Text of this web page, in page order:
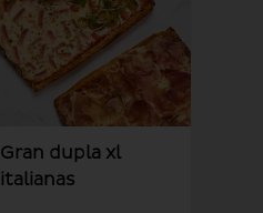
Gran dupla xl
italianas